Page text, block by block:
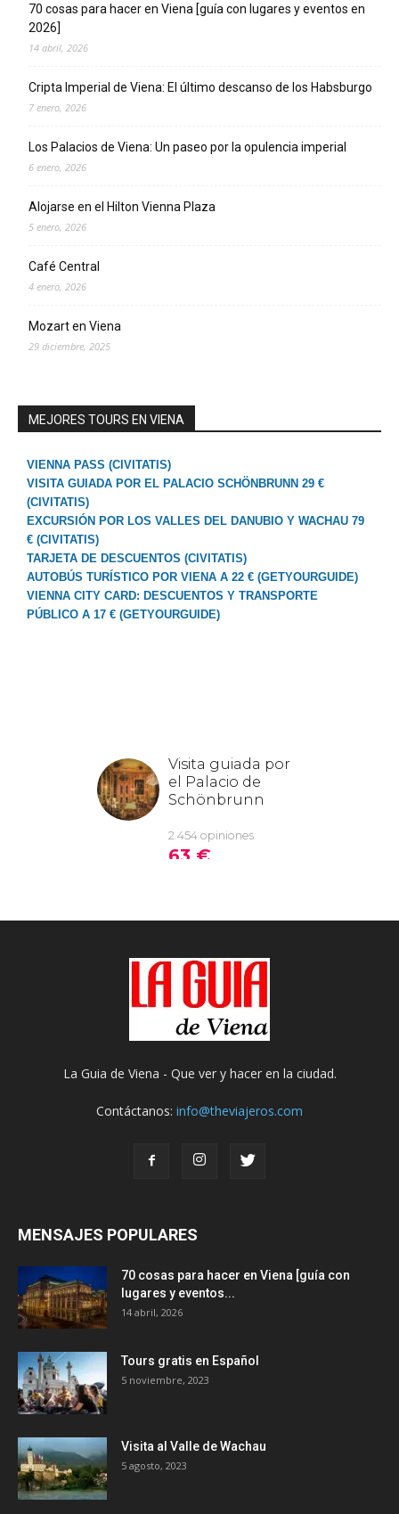
70 cosas para hacer en Viena [guía con lugares y eventos en
2026]
14 abril, 2026
Cripta Imperial de Viena: El último descanso de los Habsburgo
7 enero, 2026
Los Palacios de Viena: Un paseo por la opulencia imperial
6 enero, 2026
Alojarse en el Hilton Vienna Plaza
5 enero, 2026
Café Central
4 enero, 2026
Mozart en Viena
29 diciembre, 2025
MEJORES TOURS EN VIENA
VIENNA PASS (CIVITATIS)
VISITA GUIADA POR EL PALACIO SCHÖNBRUNN 29 €
(CIVITATIS)
EXCURSIÓN POR LOS VALLES DEL DANUBIO Y WACHAU 79
€ (CIVITATIS)
TARJETA DE DESCUENTOS (CIVITATIS)
AUTOBÚS TURÍSTICO POR VIENA A 22 € (GETYOURGUIDE)
VIENNA CITY CARD: DESCUENTOS Y TRANSPORTE
PÚBLICO A 17 € (GETYOURGUIDE)
La Guia de Viena - Que ver y hacer en la ciudad.
Contáctanos: info@theviajeros.com
MENSAJES POPULARES
70 cosas para hacer en Viena [guía con
lugares y eventos...
14 abril, 2026
Tours gratis en Español
5 noviembre, 2023
Visita al Valle de Wachau
5 agosto, 2023